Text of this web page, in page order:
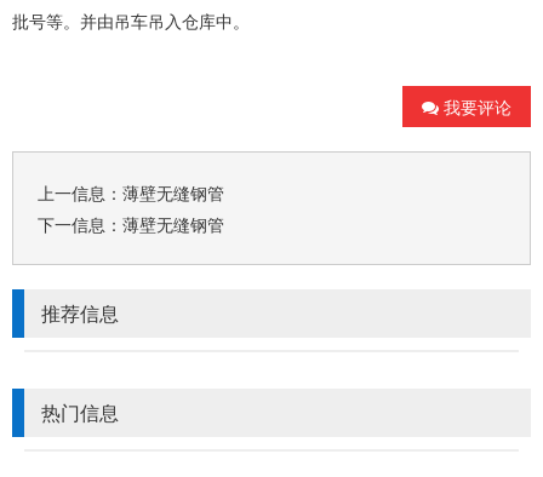
批号等。并由吊车吊入仓库中。
我要评论
上一信息： 薄壁无缝钢管
下一信息： 薄壁无缝钢管
推荐信息
热门信息